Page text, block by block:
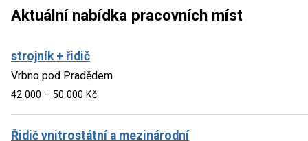
Aktuální nabídka pracovních míst
strojník + řidič
Vrbno pod Pradědem
42 000 – 50 000 Kč
Řidič vnitrostátní a mezinárodní